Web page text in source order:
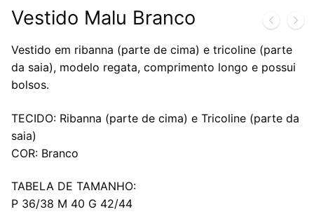
Vestido Malu Branco
Vestido em ribanna (parte de cima) e tricoline (parte
da saia), modelo regata, comprimento longo e possui
bolsos.
TECIDO: Ribanna (parte de cima) e Tricoline (parte da
saia)
COR: Branco
TABELA DE TAMANHO:
P 36/38 M 40 G 42/44